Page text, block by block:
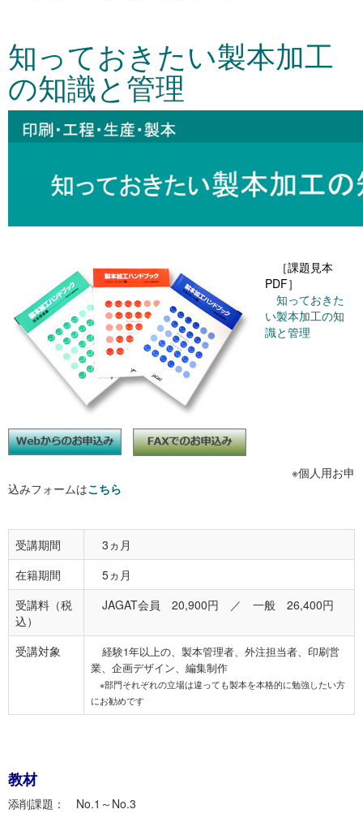
知っておきたい製本加工
の知識と管理
［課題見本
PDF］
知っておきた
い製本加工の知
識と管理
※個人用お申
込みフォームはこちら
受講期間
3ヵ月
在籍期間
5ヵ月
受講料（税
込）
JAGAT会員 20,900円 ／ 一般 26,400円
受講対象
経験1年以上の、製本管理者、外注担当者、印刷営
業、企画デザイン、編集制作
※部門それぞれの立場は違っても製本を本格的に勉強したい方
にお勧めです
教材
添削課題： No.1～No.3